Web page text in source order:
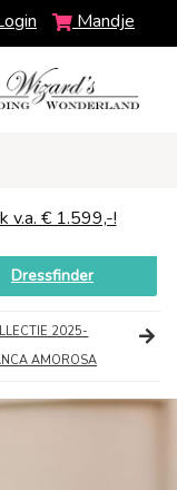
Mandje
v.a. € 1.599,-!
Dressfinder
2025-
AMOROSA